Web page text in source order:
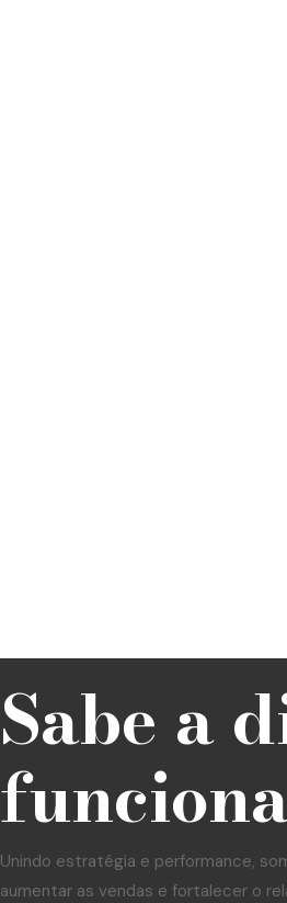
Sabe a
Unindo estratégia e performance,
aumentar as vendas e fortalecer o